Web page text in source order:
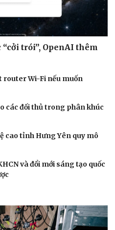
trói”, OpenAI thêm
router Wi-Fi nếu muốn
các đối thủ trong phân khúc
cao tỉnh Hưng Yên quy mô
và đổi mới sáng tạo quốc